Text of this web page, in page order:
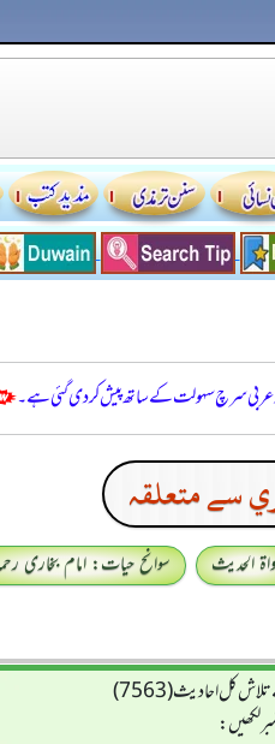
عربی سرچ سہولت کے ساتھ پیش کر دی گئی ہے۔
سے متعلقہ
الحدیث
سوانح حیات: امام بخاری
کل احادیث (7563)
لکھیں: